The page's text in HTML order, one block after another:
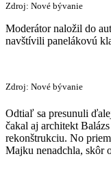
Zdroj: Nové bývanie
Moderátor naložil do
navštívili panelákovú
Zdroj: Nové bývanie
Odtiaľ sa presunuli
čakal aj architekt
rekonštrukciu. No
Majku nenadchla, skôr